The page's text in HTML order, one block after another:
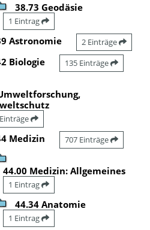
38.73 Geodäsie
1 Eintrag
Astronomie 2 Einträge
Biologie 135 Einträge
Medizin 707 Einträge
44.00 Medizin: Allgemeines
1 Eintrag
44.34 Anatomie
1 Eintrag